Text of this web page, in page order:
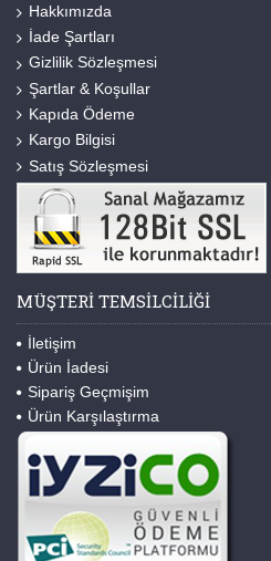
Hakkımızda
İade Şartları
Gizlilik Sözleşmesi
Şartlar & Koşullar
Kapıda Ödeme
Kargo Bilgisi
Satış Sözleşmesi
MÜŞTERI TEMSILCILIĞI
İletişim
Ürün İadesi
Sipariş Geçmişim
Ürün Karşılaştırma